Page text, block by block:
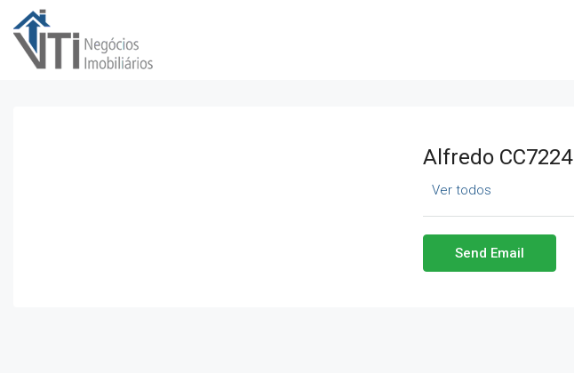
Alfredo CC7224
Ver todos
Send Email